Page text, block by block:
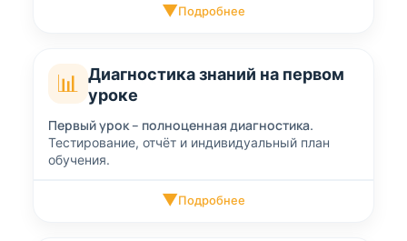
▼Подробнее
📊
Диагностика знаний на первом
уроке
Первый урок – полноценная диагностика.
Тестирование, отчёт и индивидуальный план
обучения.
▼Подробнее